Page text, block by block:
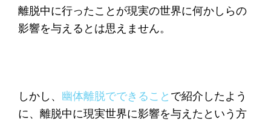
離脱中に行ったことが現実の世界に何かしらの
影響を与えるとは思えません。
しかし、 幽体離脱でできること で紹介したよう
に、離脱中に現実世界に影響を与えたという方